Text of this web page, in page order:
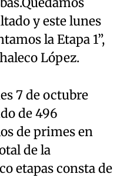
y este lunes
la Etapa 1”,
López.
7 de octubre
de 496
de primes en
de la
etapas consta de